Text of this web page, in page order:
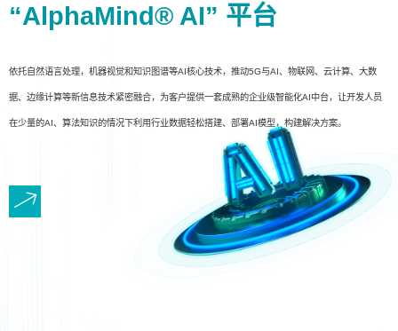
“AlphaMind® AI” 平台
依托自然语言处理，机器视觉和知识图谱等AI核心技术，推动5G与AI、物联网、云计算、大数
据、边缘计算等新信息技术紧密融合，为客户提供一套成熟的企业级智能化AI中台，让开发人员
在少量的AI、算法知识的情况下利用行业数据轻松搭建、部署AI模型，构建解决方案。